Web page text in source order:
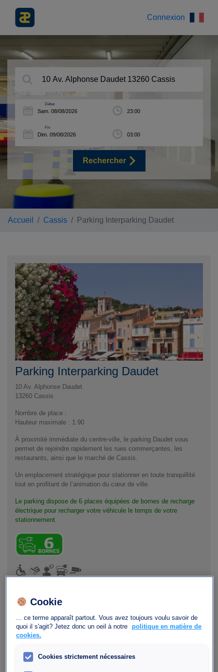
Connexion
Début
Fin
Rechercher
Accueil Cassis Parking Interparking Daudet
Parking Interparking Daudet
10 Av. Alphonse Daudet
13260 Cassis
Nombre de place :
Hauteur maximale : 1.90
À proximité immédiate du centre-ville, le parking Daudet vous
permet de rejoindre rapidement les rues commerçantes, les
restaurants, ainsi que le marché de Cassis.
Un emplacement stratégique pour stationner en toute tranquillité
tout en profitant de l’animation du cœur de ville.
Le parking dispose de 6 places équipées de bornes de recharge
électrique pour recharger votre véhicule le temps de votre
stationnement.
Veuillez sélectionner vos dates d'arrivée et
de départ.Cookie
... ce terme apparaît partout. Vous avez toujours voulu savoir de
quoi il s'agit? Jetez donc un oeil à notre
politique en matière de
cookies.
Cookies strictement nécessaires